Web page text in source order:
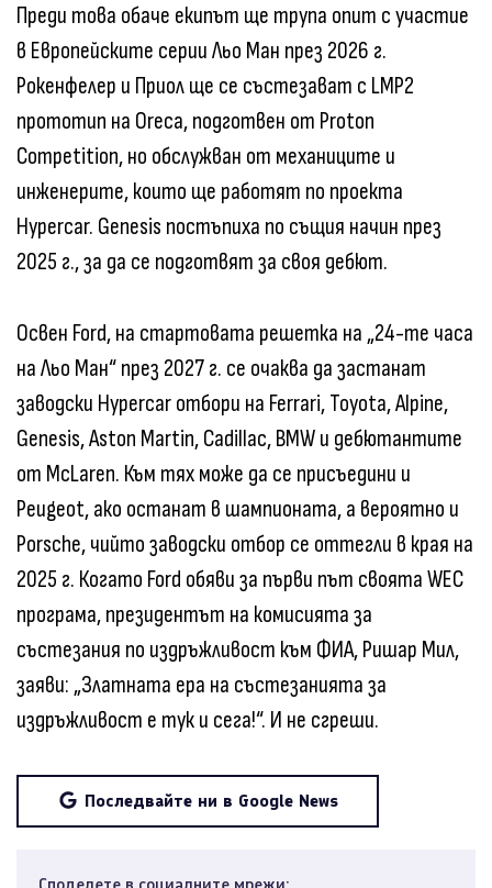
Преди това обаче екипът ще трупа опит с участие
в Европейските серии Льо Ман през 2026 г.
Рокенфелер и Приол ще се състезават с LMP2
прототип на Oreca, подготвен от Proton
Competition, но обслужван от механиците и
инженерите, които ще работят по проекта
Hypercar. Genesis постъпиха по същия начин през
2025 г., за да се подготвят за своя дебют.
Освен Ford, на стартовата решетка на „24-те часа
на Льо Ман“ през 2027 г. се очаква да застанат
заводски Hypercar отбори на Ferrari, Toyota, Alpine,
Genesis, Aston Martin, Cadillac, BMW и дебютантите
от McLaren. Към тях може да се присъедини и
Peugeot, ако останат в шампионата, а вероятно и
Porsche, чийто заводски отбор се оттегли в края на
2025 г. Когато Ford обяви за първи път своята WEC
програма, президентът на комисията за
състезания по издръжливост към ФИА, Ришар Мил,
заяви: „Златната ера на състезанията за
издръжливост е тук и сега!“. И не сгреши.
Последвайте ни в Google News